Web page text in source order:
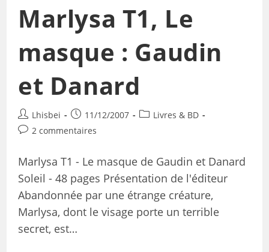
Marlysa T1, Le
masque : Gaudin
et Danard
Lhisbei 11/12/2007
Livres & BD
2 commentaires
Marlysa T1 - Le masque de Gaudin et Danard
Soleil - 48 pages Présentation de l'éditeur
Abandonnée par une étrange créature,
Marlysa, dont le visage porte un terrible
secret, est…